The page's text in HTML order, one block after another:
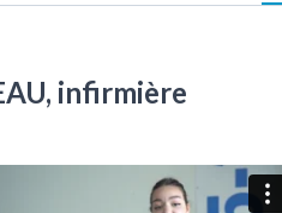
infirmière